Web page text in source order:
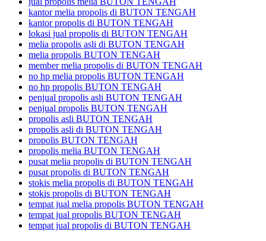
kantor melia propolis di BUTON TENGAH
kantor propolis di BUTON TENGAH
lokasi jual propolis di BUTON TENGAH
melia propolis asli di BUTON TENGAH
melia propolis BUTON TENGAH
member melia propolis di BUTON TENGAH
no hp melia propolis BUTON TENGAH
no hp propolis BUTON TENGAH
penjual propolis asli BUTON TENGAH
penjual propolis BUTON TENGAH
propolis asli BUTON TENGAH
propolis asli di BUTON TENGAH
propolis BUTON TENGAH
propolis melia BUTON TENGAH
pusat melia propolis di BUTON TENGAH
pusat propolis di BUTON TENGAH
stokis melia propolis di BUTON TENGAH
stokis propolis di BUTON TENGAH
tempat jual melia propolis BUTON TENGAH
tempat jual propolis BUTON TENGAH
tempat jual propolis di BUTON TENGAH